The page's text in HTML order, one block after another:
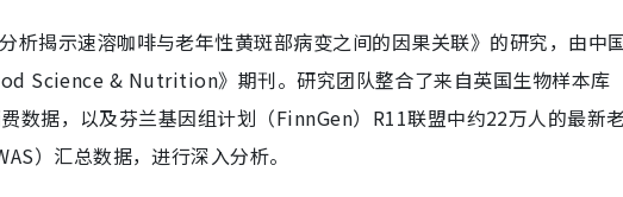
析揭示速溶咖啡与老年性黄斑部病变之间的因果关联》的研究，由中
Science & Nutrition》期刊。研究团队整合了来自英国生物样本库
数据，以及芬兰基因组计划（FinnGen）R11联盟中约22万人的最新
）汇总数据，进行深入分析。